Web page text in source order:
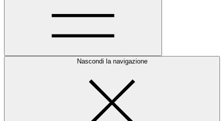
Nascondi la navigazione